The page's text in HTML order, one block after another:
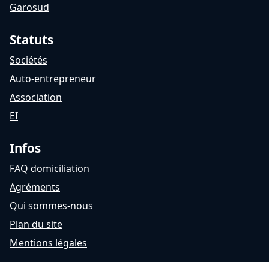
Garosud
Statuts
Sociétés
Auto-entrepreneur
Association
EI
Infos
FAQ domiciliation
Agréments
Qui sommes-nous
Plan du site
Mentions légales